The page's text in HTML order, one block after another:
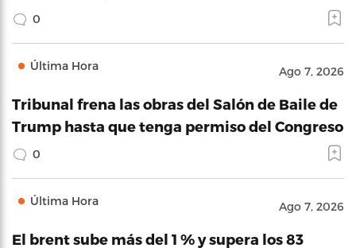
0
Última Hora Ago 7, 2026
Tribunal frena las obras del Salón de Baile de
Trump hasta que tenga permiso del Congreso
0
Última Hora Ago 7, 2026
El brent sube más del 1 % y supera los 83